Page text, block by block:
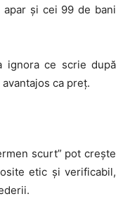
și cei 99 de bani
ignora ce scrie după
ca preț.
scurt” pot crește
etic și verificabil,